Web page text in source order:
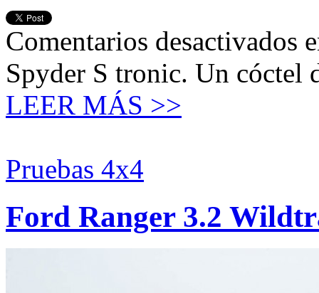
Comentarios desactivados
Spyder S tronic. Un cóctel
LEER MÁS >>
Pruebas 4x4
Ford Ranger 3.2